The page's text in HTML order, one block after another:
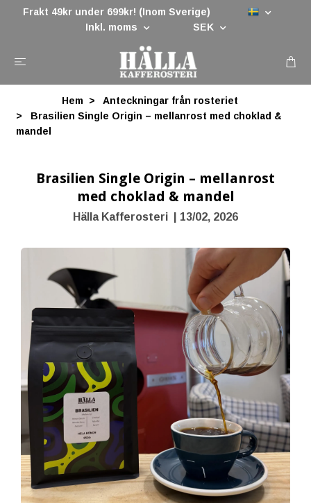
Frakt 49kr under 699kr! (Inom Sverige)
Inkl. moms
SEK
Hem
Anteckningar från rosteriet
Brasilien Single Origin – mellanrost med choklad &
mandel
Brasilien Single Origin – mellanrost
med choklad & mandel
Hälla Kafferosteri 13/02, 2026